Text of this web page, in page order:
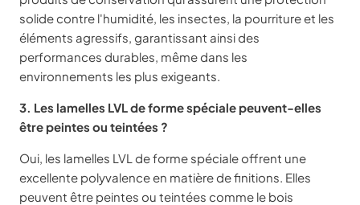
solide contre l'humidité, les insectes, la pourriture et les
éléments agressifs, garantissant ainsi des
performances durables, même dans les
environnements les plus exigeants.
3. Les lamelles LVL de forme spéciale peuvent-elles
être peintes ou teintées ?
Oui, les lamelles LVL de forme spéciale offrent une
excellente polyvalence en matière de finitions. Elles
peuvent être peintes ou teintées comme le bois